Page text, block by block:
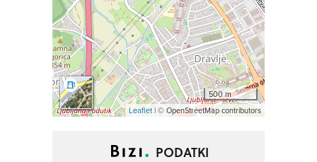
500 m
Leaflet| © OpenStreetMap contributors
PODATKI